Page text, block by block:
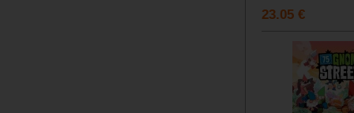
23.05 €